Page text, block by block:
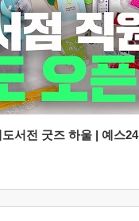
서전 굿즈 하울 | 예스24